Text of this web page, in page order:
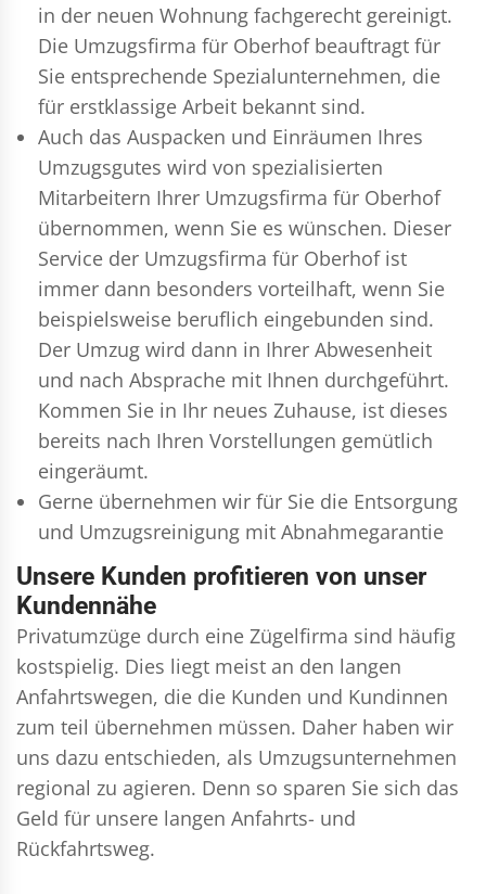
in der neuen Wohnung fachgerecht gereinigt.
Die Umzugsfirma für Oberhof beauftragt für
Sie entsprechende Spezialunternehmen, die
für erstklassige Arbeit bekannt sind.
Auch das Auspacken und Einräumen Ihres
Umzugsgutes wird von spezialisierten
Mitarbeitern Ihrer Umzugsfirma für Oberhof
übernommen, wenn Sie es wünschen. Dieser
Service der Umzugsfirma für Oberhof ist
immer dann besonders vorteilhaft, wenn Sie
beispielsweise beruflich eingebunden sind.
Der Umzug wird dann in Ihrer Abwesenheit
und nach Absprache mit Ihnen durchgeführt.
Kommen Sie in Ihr neues Zuhause, ist dieses
bereits nach Ihren Vorstellungen gemütlich
eingeräumt.
Gerne übernehmen wir für Sie die Entsorgung
und Umzugsreinigung mit Abnahmegarantie
Unsere Kunden profitieren von unser
Kundennähe
Privatumzüge durch eine Zügelfirma sind häufig
kostspielig. Dies liegt meist an den langen
Anfahrtswegen, die die Kunden und Kundinnen
zum teil übernehmen müssen. Daher haben wir
uns dazu entschieden, als Umzugsunternehmen
regional zu agieren. Denn so sparen Sie sich das
Geld für unsere langen Anfahrts- und
Rückfahrtsweg.